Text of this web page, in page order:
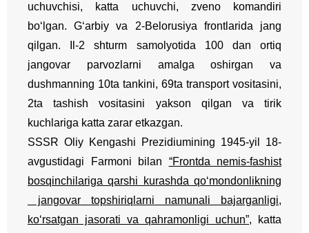
uchuvchisi, katta uchuvchi, zveno komandiri
bo‘lgan. G‘arbiy va 2-Belorusiya frontlarida jang
qilgan. Il-2 shturm samolyotida 100 dan ortiq
jangovar parvozlarni amalga oshirgan va
dushmanning 10ta tankini, 69ta transport vositasini,
2ta tashish vositasini yakson qilgan va tirik
kuchlariga katta zarar etkazgan.
SSSR Oliy Kengashi Prezidiumining 1945-yil 18-
avgustidagi Farmoni bilan “Frontda nemis-fashist
bosqinchilariga qarshi kurashda qo‘mondonlikning
jangovar topshiriqlarni namunali bajarganligi,
ko‘rsatgan jasorati va qahramonligi uchun”, katta